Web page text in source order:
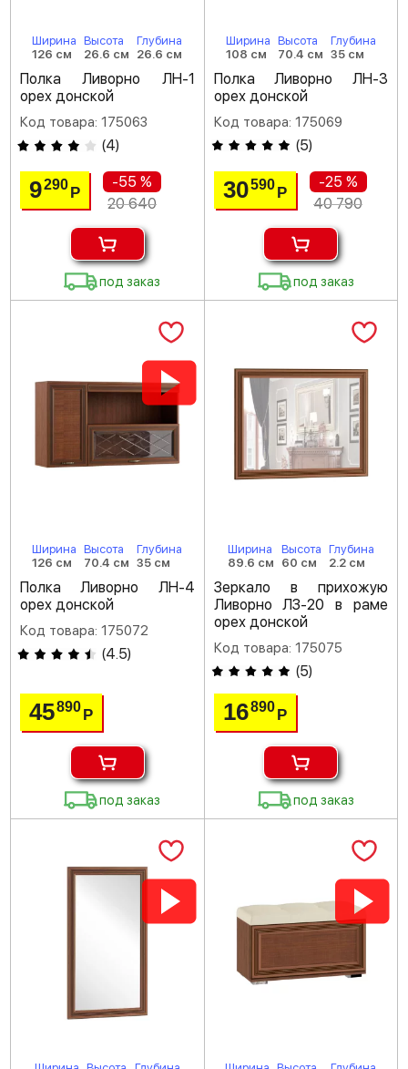
Ширина
126 см
Высота
26.6 см
Глубина
26.6 см
Полка Ливорно ЛН-1
орех донской
Код товара: 175063
(4)
9290 Р
-55 %
20 640
под заказ
Ширина
108 см
Высота
70.4 см
Глубина
35 см
Полка Ливорно ЛН-3
орех донской
Код товара: 175069
(5)
30590 Р
-25 %
40 790
под заказ
Ширина
126 см
Высота
70.4 см
Глубина
35 см
Полка Ливорно ЛН-4
орех донской
Код товара: 175072
(4.5)
45890 Р
под заказ
Ширина
89.6 см
Высота
60 см
Глубина
2.2 см
Зеркало в прихожую
Ливорно ЛЗ-20 в раме
орех донской
Код товара: 175075
(5)
16890 Р
под заказ